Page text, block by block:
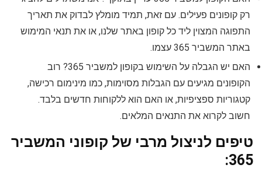
רק קופונים פעילים. עם זאת, תמיד מומלץ לבדוק את תאריך
התפוגה המצוין ליד כל קופון באתר שלנו, או את תנאי המימוש
באתר המשביר 365 עצמו.
האם יש הגבלה על השימוש בקופון למשביר 365? רוב
הקופונים מגיעים עם הגבלות מסוימות, כמו מינימום רכישה,
קטגוריות ספציפיות, או האם הוא ללקוחות חדשים בלבד.
חשוב לקרוא את התנאים המלאים.
טיפים לניצול מרבי של קופוני המשביר
365: